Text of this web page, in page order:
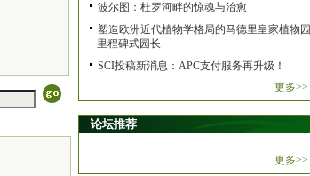
波尔图：杜罗河畔的惊魂与治愈
塑造欧洲近代植物学格局的马德里皇家植物园
里程碑式园长
SCI投稿新消息：APC支付服务再升级！
更多>>
论坛推荐
更多>>